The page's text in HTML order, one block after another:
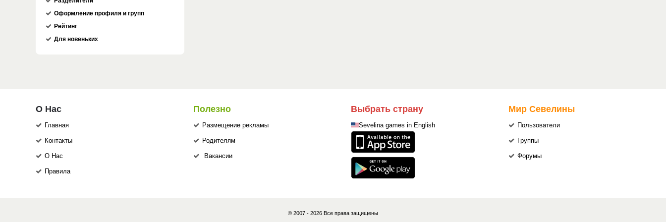
Оформление профиля и групп
Рейтинг
Для новеньких
О Нас
Главная
Контакты
О Нас
Правила
Полезно
Размещение рекламы
Родителям
Вакансии
Выбрать страну
Sevelina games in English
Мир Севелины
Пользователи
Группы
Форумы
© 2007 - 2026 Все права защищены